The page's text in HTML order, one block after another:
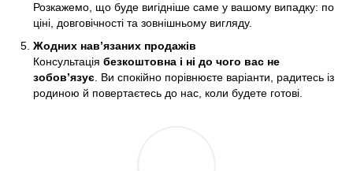
Розкажемо, що буде вигідніше саме у вашому випадку: по
ціні, довговічності та зовнішньому вигляду.
Жодних нав’язаних продажів
Консультація безкоштовна і ні до чого вас не
зобов’язує . Ви спокійно порівнюєте варіанти, радитесь із
родиною й повертаєтесь до нас, коли будете готові.